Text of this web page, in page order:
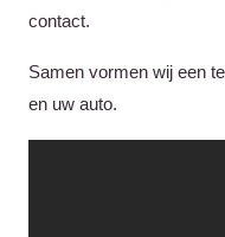
contact.
Samen vormen wij een
en uw auto.